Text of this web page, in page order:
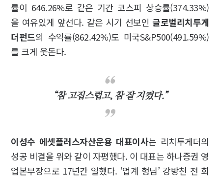
률이 646.26%로 같은 기간 코스피 상승률(374.33%)
을 여유있게 앞선다. 같은 시기 선보인 글로벌리치투게
더펀드의 수익률(862.42%)도 미국S&P500(491.59%)
를 크게 웃돈다.
“참 고집스럽고, 참 잘 지켰다.”
이성수 에셋플러스자산운용 대표이사는 리치투게더의
성공 비결을 위와 같이 자평했다. 이 대표는 하나증권 영
업본부장으로 17년간 일했다. ‘업계 형님’ 강방천 전 회